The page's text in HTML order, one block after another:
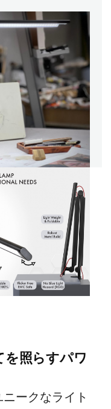
を照らすパワ
ークなライト